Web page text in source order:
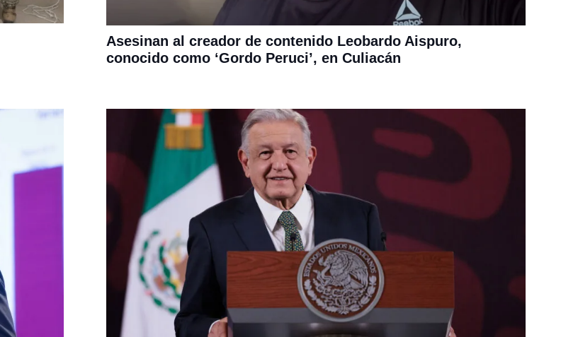
Asesinan al creador de contenido Leobardo Aispuro,
conocido como ‘Gordo Peruci’, en Culiacán